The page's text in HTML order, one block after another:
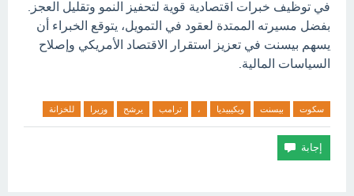
في توظيف خبرات اقتصادية قوية لتحفيز النمو وتقليل العجز.
بفضل مسيرته الممتدة لعقود في التمويل، يتوقع الخبراء أن
يسهم بيسنت في تعزيز استقرار الاقتصاد الأمريكي وإصلاح
السياسات المالية.
سكوت بيسنت ويكيبيديا ، ترامب يرشح وزيرا للخزانة